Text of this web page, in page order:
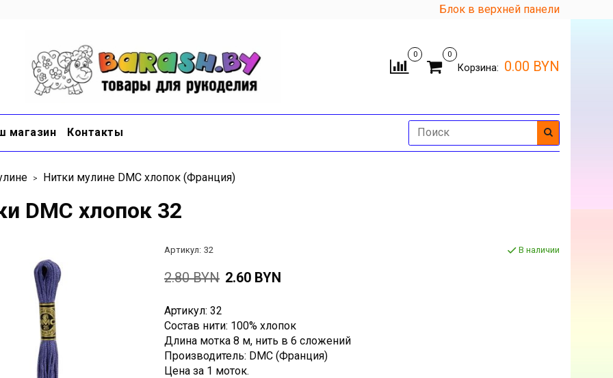
Блок в верхней панели
0 0
Корзина: 0.00 BYN
магазин Контакты
Нитки мулине DMC хлопок (Франция)
DMC хлопок 32
Артикул: 32 В наличии
2.80 BYN 2.60 BYN
Артикул: 32
Состав нити: 100% хлопок
Длина мотка 8 м, нить в 6 сложений
Производитель: DMC (Франция)
Цена за 1 моток.